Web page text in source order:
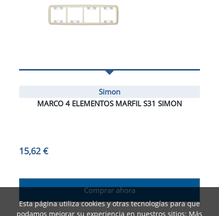
Simon
MARCO 4 ELEMENTOS MARFIL S31 SIMON
15,62 €
Comprar ahora
Esta página utiliza cookies y otras tecnologías para que
podamos mejorar su experiencia en nuestros sitios: Más